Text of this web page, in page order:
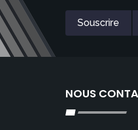
Souscrire
NOUS